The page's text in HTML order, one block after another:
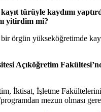
türüyle kaydımı
yitirdim mi?
örgün yükseköğretimde
Açıköğretim
İktisat, İşletme
mezun olması